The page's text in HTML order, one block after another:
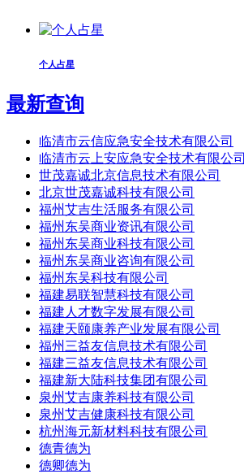
个人占星
最新查询
临清市云信应急安全技术有限公司
临清市云上安应急安全技术有限公司
世茂嘉诚北京信息技术有限公司
北京世茂嘉诚科技有限公司
福州艾吉生活服务有限公司
福州东吴商业资讯有限公司
福州东吴商业科技有限公司
福州东吴商业咨询有限公司
福州东吴科技有限公司
福建易联智慧科技有限公司
福建人才数字发展有限公司
福建天颐康养产业发展有限公司
福州三益友信息技术有限公司
福建三益友信息技术有限公司
福建新大陆科技集团有限公司
泉州艾吉康养科技有限公司
泉州艾吉健康科技有限公司
杭州海元新材料科技有限公司
德青德为
德卿德为